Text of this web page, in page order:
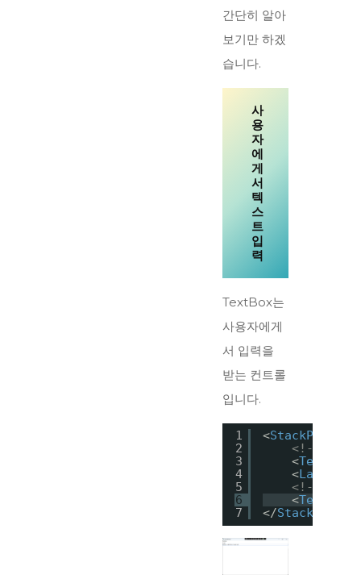
간단히 알아
보기만 하겠
습니다.
사
용
자
에
게
서
텍
스
트
입
력
TextBox는
사용자에게
서 입력을
받는 컨트롤
입니다.
1
2
3
4
5
6
7
<StackPanel
<!--문자
<
<Label
<!--사용자
<TextBox
</StackPanel